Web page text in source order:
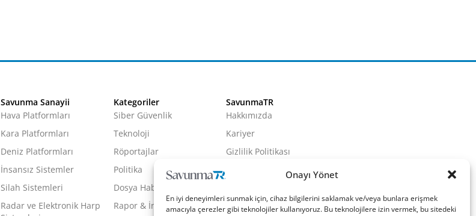
Onayı Yönet
En iyi deneyimleri sunmak için, cihaz bilgilerini saklamak ve/veya bunlara erişmek
amacıyla çerezler gibi teknolojiler kullanıyoruz. Bu teknolojilere izin vermek, bu sitedeki
Savunma Sanayii
Hava Platformları
Kara Platformları
Deniz Platformları
İnsansız Sistemler
Silah Sistemleri
Radar ve Elektronik Harp
Kategoriler
Siber Güvenlik
Teknoloji
Röportajlar
Politika
Dosya Haber
Rapor & İnfografik
SavunmaTR
Hakkımızda
Kariyer
Gizlilik Politikası